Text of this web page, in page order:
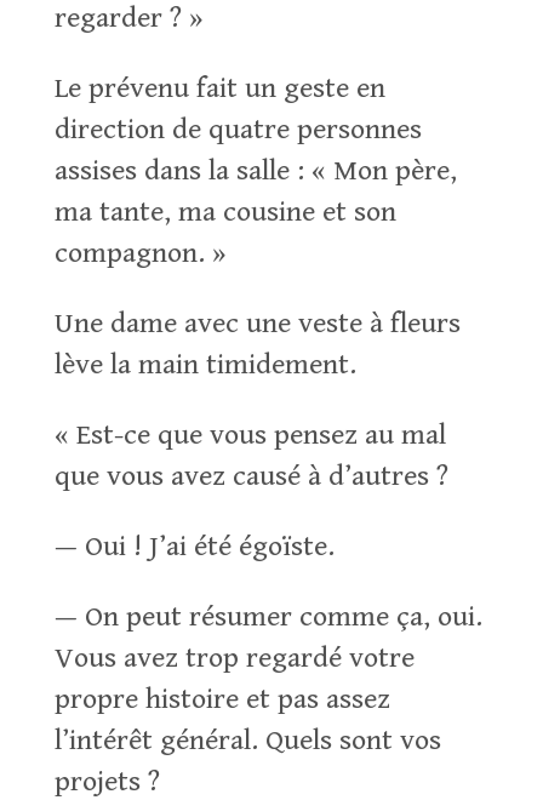
regarder ? »
Le prévenu fait un geste en
direction de quatre personnes
assises dans la salle : « Mon père,
ma tante, ma cousine et son
compagnon. »
Une dame avec une veste à fleurs
lève la main timidement.
« Est-ce que vous pensez au mal
que vous avez causé à d’autres ?
— Oui ! J’ai été égoïste.
— On peut résumer comme ça, oui.
Vous avez trop regardé votre
propre histoire et pas assez
l’intérêt général. Quels sont vos
projets ?